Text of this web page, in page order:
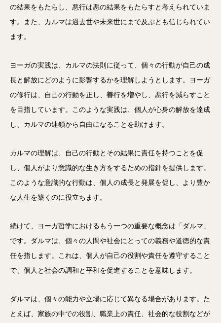
の結果をもたらし、悪行は悪の結果をもたらすと考えられていま
す。また、カルマは過去世や未来世にまで及ぶとも信じられてい
ます。
ヨーガの実践は、カルマの法則に従って、個々の行動が自己の成
長と解放にどのように影響するかを理解しようとします。ヨーガ
の修行は、自己の行動を正し、善行を増やし、悪行を減らすこと
を目指しています。このような実践は、個人が心身の解放を達成
し、カルマの連鎖から自由になることを助けます。
カルマの理解は、自己の行動とその結果に責任を持つことを促
し、個人がより意識的な生き方をするための指針を提供します。
このような意識的な行動は、個人の成長と発展を促し、より豊か
な人生を築くのに役立ちます。
続けて、ヨーガ哲学におけるもう一つの重要な概念は「ダルマ」
です。ダルマは、個々の人間や社会にとっての義務や道徳的な責
任を指します。これは、個人が自己の役割や責任を遵守すること
で、個人と社会の調和と平和を促進することを意味します。
ダルマは、個々の能力や立場に応じて異なる場合があります。た
とえば、家族の中での役割、職業上の責任、社会的な役割などが